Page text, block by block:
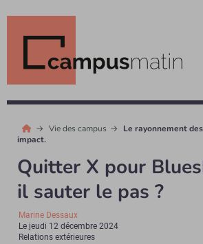
Vie des campus
Le rayonnement
impact.
Quitter X pour
il sauter le pas ?
Marine Dessaux
Le jeudi 12 décembre 2024
Relations extérieures